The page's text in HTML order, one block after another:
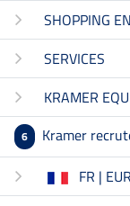
SHOPPING
SERVICES
KRAMER
6 Kramer
FR | EUR